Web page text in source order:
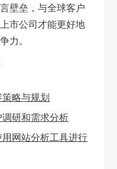
壁垒，与全球客户
市公司才能更好地
力。
略与规划
研和需求分析
网站分析工具进行